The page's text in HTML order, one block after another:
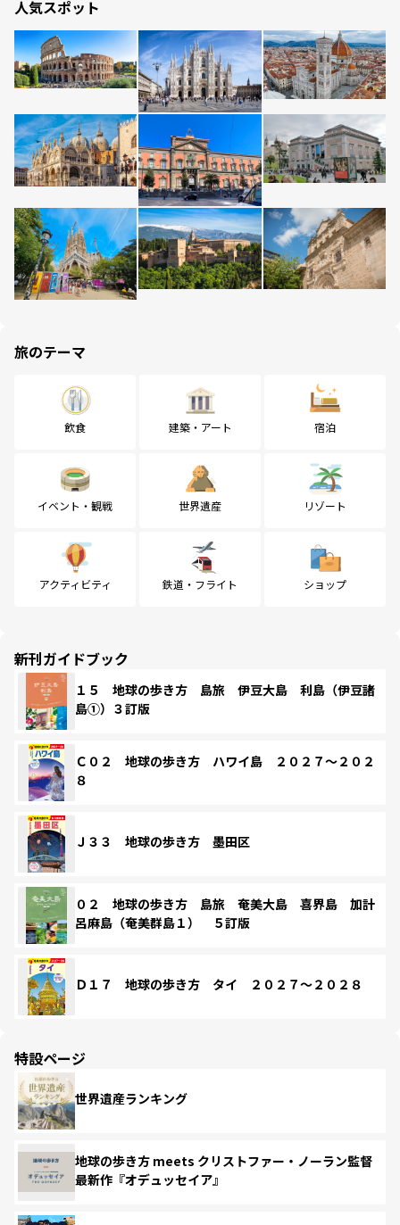
人気スポット
旅のテーマ
飲食 建築・アート 宿泊
イベント・観戦 世界遺産 リゾート
アクティビティ 鉄道・フライト ショップ
新刊ガイドブック
１５ 地球の歩き方 島旅 伊豆大島 利島（伊豆諸
島①）３訂版
Ｃ０２ 地球の歩き方 ハワイ島 ２０２７～２０２
８
Ｊ３３ 地球の歩き方 墨田区
０２ 地球の歩き方 島旅 奄美大島 喜界島 加計
呂麻島（奄美群島１） ５訂版
Ｄ１７ 地球の歩き方 タイ ２０２７～２０２８
特設ページ
世界遺産ランキング
地球の歩き方 meets クリストファー・ノーラン監督
最新作『オデュッセイア』